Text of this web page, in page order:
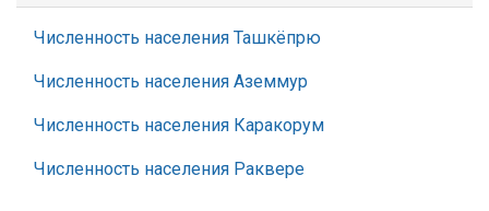
Численность населения Ташкёпрю
Численность населения Аземмур
Численность населения Каракорум
Численность населения Раквере